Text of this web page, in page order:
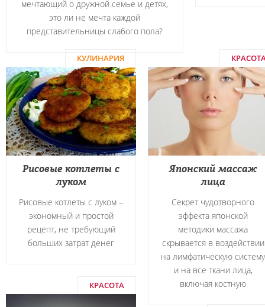
мечтающий о дружной семье и детях,
это ли не мечта каждой
представительницы слабого пола?
КУЛИНАРИЯ
Рисовые котлеты с
луком
Рисовые котлеты с луком –
экономный и простой
рецепт, не требующий
больших затрат денег
Японский массаж
лица
Секрет чудотворного
эффекта японской
методики массажа
скрывается в воздействии
на лимфатическую систему
и на все ткани лица,
включая костную
КРАСОТА